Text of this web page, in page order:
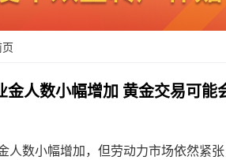
人数小幅增加 黄金交易可能
数小幅增加，但劳动力市场依然紧